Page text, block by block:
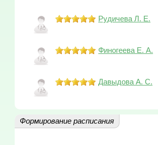
Рудичева Л. Е.
Финогеева Е. А.
Давыдова А. С.
Формирование расписания